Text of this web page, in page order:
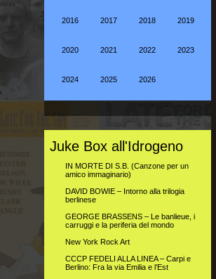
2016 2017 2018 2019
2020 2021 2022 2023
2024 2025 2026
Juke Box all'Idrogeno
IN MORTE DI S.B. (Canzone per un
amico immaginario)
DAVID BOWIE – Intorno alla trilogia
berlinese
GEORGE BRASSENS – Le banlieue, i
carruggi e la periferia del mondo
New York Rock Art
CCCP FEDELI ALLA LINEA – Carpi e
Berlino: Fra la via Emilia e l’Est